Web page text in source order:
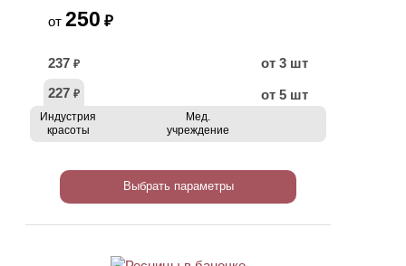
от 250 ₽
237 ₽
от 3 шт
227 ₽ от 5 шт
Индустрия
красоты
Мед.
учреждение
Выбрать параметры